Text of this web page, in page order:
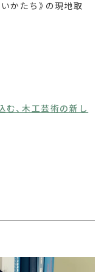
かたち》の現地取
、木工芸術の新し